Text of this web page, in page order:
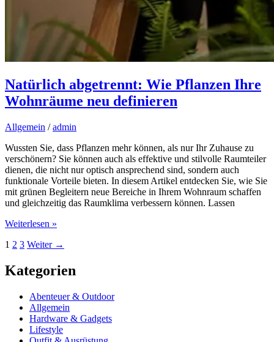
Natürlich abgetrennt: Wie Pflanzen Ihre
Wohnräume neu definieren
Allgemein /admin
Wussten Sie, dass Pflanzen mehr können, als nur Ihr Zuhause zu
verschönern? Sie können auch als effektive und stilvolle Raumteiler
dienen, die nicht nur optisch ansprechend sind, sondern auch
funktionale Vorteile bieten. In diesem Artikel entdecken Sie, wie Sie
mit grünen Begleitern neue Bereiche in Ihrem Wohnraum schaffen
und gleichzeitig das Raumklima verbessern können. Lassen
Natürlich
Wie
Ihre
Wohnräume
definieren
Weiterlesen »
1 2 3 Weiter →
Kategorien
Abenteuer & Outdoor
Allgemein
Hardware & Gadgets
Lifestyle